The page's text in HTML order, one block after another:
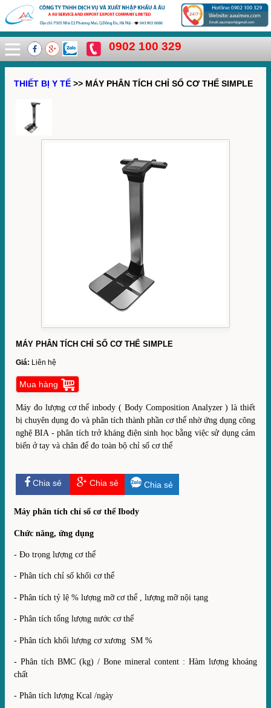
0902 100 329
THIẾT BỊ Y TẾ >> MÁY PHÂN TÍCH CHỈ SỐ CƠ THỂ SIMPLE
MÁY PHÂN TÍCH CHỈ SỐ CƠ THỂ SIMPLE
Giá: Liên hệ
Mua hàng
Máy đo lượng cơ thể inbody ( Body Composition Analyzer ) là thiết
bị chuyên dụng đo và phân tích thành phần cơ thể nhờ ứng dụng công
nghệ BIA - phân tích trở kháng điện sinh học bằng việc sử dụng cảm
biến ở tay và chân để đo toàn bộ chỉ số cơ thể
Chia sẻ Chia sẻ Chia sẻ
Máy phân tích chỉ số cơ thể Ibody
Chức năng, ứng dụng
- Đo trọng lượng cơ thể
- Phân tích chỉ số khối cơ thể
- Phân tích tỷ lệ % lượng mỡ cơ thể , lượng mỡ nội tạng
- Phân tích tổng lượng nước cơ thể
- Phân tích khối lượng cơ xương SM %
- Phân tích BMC (kg) / Bone mineral content : Hàm lượng khoáng
chất
- Phân tích lượng Kcal /ngày